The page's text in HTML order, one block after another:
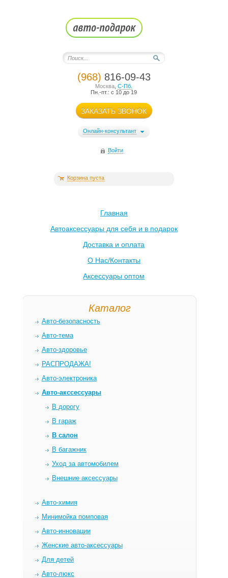
(968) 816-09-43
Москва ,С-Пб.
Пн.-пт.: с 10 до 19
ЗАКАЗАТЬ ЗВОНОК
Онлайн-консультант
Войти
Корзина пуста
Главная
Автоаксессуары для себя и в подарок
Доставка и оплата
О Нас/Контакты
Аксессуары оптом
Каталог
Авто-безопасность
Авто-тема
Авто-здоровье
РАСПРОДАЖА!
Авто-электроника
Авто-акссессуары
В дорогу
В гараж
В салон
В багажник
Уход за автомобилем
Внешние аксессуары
Авто-химия
Минимойка помповая
Авто-инновации
Женские авто-аксессуары
Для детей
Авто-люкс